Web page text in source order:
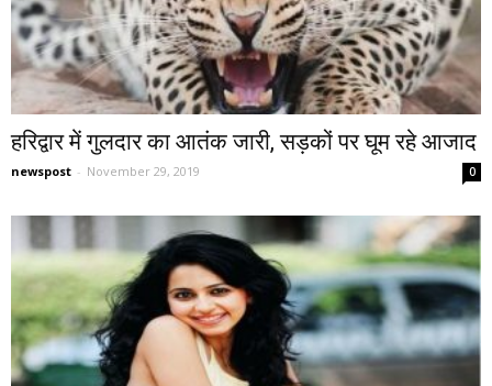
हरिद्वार में गुलदार का आतंक जारी, सड़कों पर घूम रहे आजाद
newspost - November 29, 2019 0